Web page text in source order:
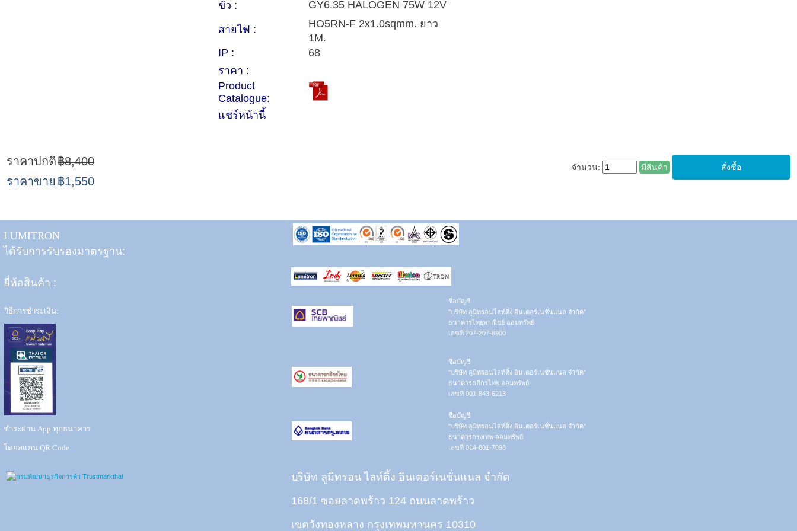
ขั้ว :
GY6.35 HALOGEN 75W 12V
สายไฟ :
HO5RN-F 2x1.0sqmm. ยาว
1M.
IP :
68
ราคา :
Product
Catalogue:
แชร์หน้านี้
ราคาปกติ฿8,400
ราคาขาย ฿1,550
จำนวน: มีสินค้า
LUMITRON
ได้รับการรับรองมาตรฐาน:
ยี่ห้อสินค้า :
วิธีการชำระเงิน:
ชำระผ่าน App ทุกธนาคาร
โดยสแกน QR Code
ชื่อบัญชี
"บริษัท ลูมิทรอนไลท์ติ้ง อินเตอร์เนชั่นแนล จำกัด"
ธนาคารไทยพาณิชย์ ออมทรัพย์
เลขที่ 207-207-8900
ชื่อบัญชี
"บริษัท ลูมิทรอนไลท์ติ้ง อินเตอร์เนชั่นแนล จำกัด"
ธนาคารกสิกรไทย ออมทรัพย์
เลขที่ 001-843-6213
ชื่อบัญชี
"บริษัท ลูมิทรอนไลท์ติ้ง อินเตอร์เนชั่นแนล จำกัด"
ธนาคารกรุงเทพ ออมทรัพย์
เลขที่ 014-801-7098
บริษัท ลูมิทรอน ไลท์ติ้ง อินเตอร์เนชั่นแนล จำกัด
168/1 ซอยลาดพร้าว 124 ถนนลาดพร้าว
เขตวังทองหลาง กรุงเทพมหานคร 10310